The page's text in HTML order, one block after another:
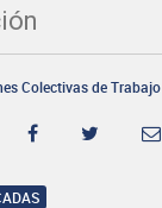
Colectivas de Trabajo